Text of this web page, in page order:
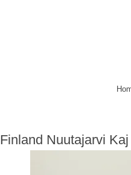
Finland Nuutajarvi